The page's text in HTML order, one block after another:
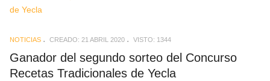
NOTICIAS CREADO: 21 ABRIL 2020 VISTO: 1344
Ganador del segundo sorteo del Concurso
Recetas Tradicionales de Yecla